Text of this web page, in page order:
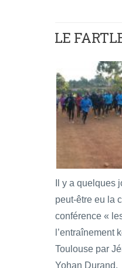
LE
Il y a quelques
peut-être eu la
conférence «
l’entraînement
Toulouse par
Yohan Durand.